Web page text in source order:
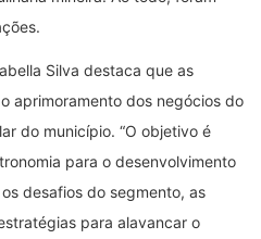
Silva destaca que as
aprimoramento dos negócios do
do município. “O objetivo é
para o desenvolvimento
desafios do segmento, as
para alavancar o